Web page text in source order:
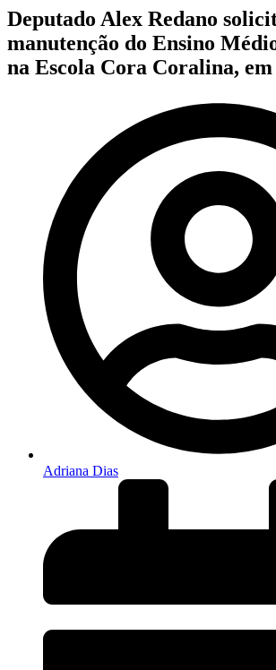
Deputado Alex Redano
manutenção do Ensino
na Escola Cora Coralina,
Adriana Dias